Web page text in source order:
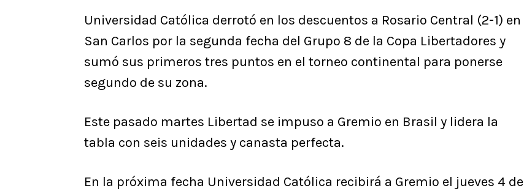
Universidad Católica derrotó en los descuentos a Rosario Central (2-1) en
San Carlos por la segunda fecha del Grupo 8 de la Copa Libertadores y
sumó sus primeros tres puntos en el torneo continental para ponerse
segundo de su zona.
Este pasado martes Libertad se impuso a Gremio en Brasil y lidera la
tabla con seis unidades y canasta perfecta.
En la próxima fecha Universidad Católica recibirá a Gremio el jueves 4 de